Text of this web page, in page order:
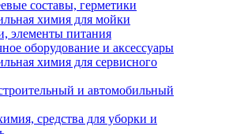
составы, герметики
химия для мойки
элементы питания
оборудование и аксессуары
химия для сервисного
и автомобильный
средства для уборки и